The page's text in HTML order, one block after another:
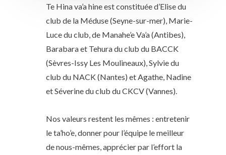
Te Hina va’a hine est constituée d’Elise du
club de la Méduse (Seyne-sur-mer), Marie-
Luce du club, de Manahe’e Va’a (Antibes),
Barabara et Tehura du club du BACCK
(Sèvres-Issy Les Moulineaux), Sylvie du
club du NACK (Nantes) et Agathe, Nadine
et Séverine du club du CKCV (Vannes).
Nos valeurs restent les mêmes : entretenir
le ta’ho’e, donner pour l’équipe le meilleur
de nous-mêmes, apprécier par l’effort la